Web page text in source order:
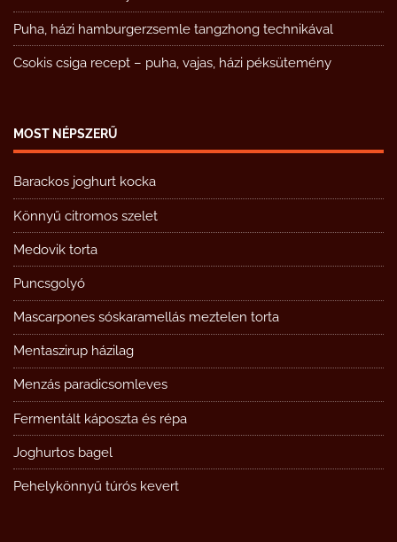
Puha, házi hamburgerzsemle tangzhong technikával
Csokis csiga recept – puha, vajas, házi péksütemény
MOST NÉPSZERŰ
Barackos joghurt kocka
Könnyű citromos szelet
Medovik torta
Puncsgolyó
Mascarpones sóskaramellás meztelen torta
Mentaszirup házilag
Menzás paradicsomleves
Fermentált káposzta és répa
Joghurtos bagel
Pehelykönnyű túrós kevert